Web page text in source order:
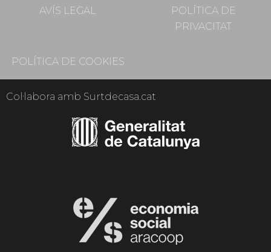
AVÍS LEGAL
POLÍTICA DE
PRIVACITAT
POLÍTICA DE COOKIES
Col·labora amb Surtdecasa.cat